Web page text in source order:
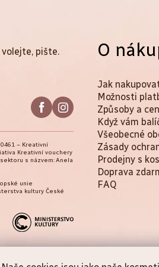
volejte, pište.
– Kreativní
Kreativní vouchery
s názvem: Anela
unie
kultury České
O
Jak
Možnosti
Způsoby a
Když vám
Všeobecné
Zásady
Prodejny s
Doprava
FAQ